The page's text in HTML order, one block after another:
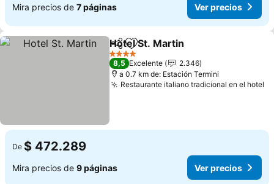
Mira precios de 7 páginas Ver precios
CompartirAgregar a favoritos
Hotel St. Martin
4 Estrellas
8,5 Excelente
2.346
a 0.7 km de: Estación Termini
Restaurante italiano tradicional en el hotel
De $ 472.289
Mira precios de 9 páginas Ver precios